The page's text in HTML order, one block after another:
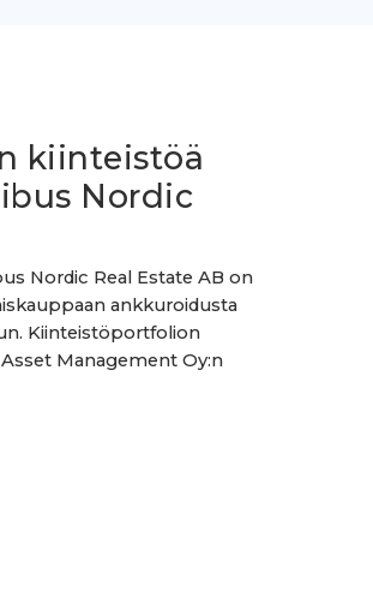
kiinteistöä
Nordic
Nordic Real Estate AB on
ankkuroidusta
Kiinteistöportfolion
Management Oy:n